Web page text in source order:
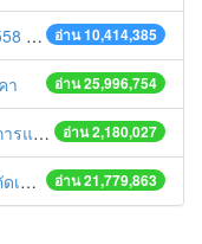
อ่าน 10,414,385
พ.ศ. 2558
อ่าน 25,996,754
า
อ่าน 2,180,027
2558
อ่าน 21,779,863
๒๕๕๔